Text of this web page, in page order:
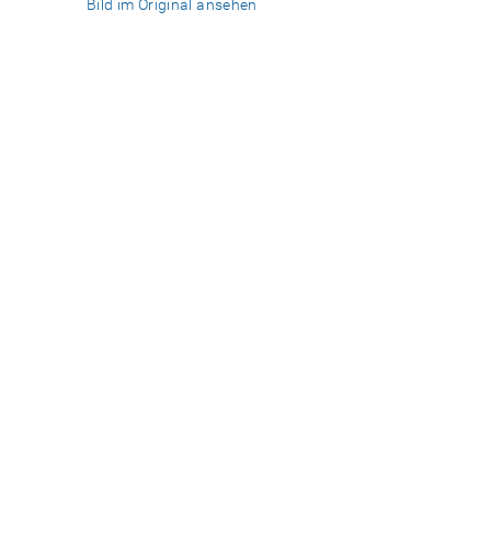
Bild im Original ansehen